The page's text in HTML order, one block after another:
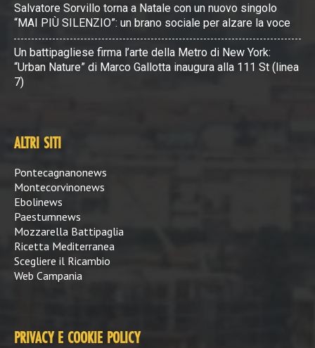
Salvatore Sorvillo torna a Natale con un nuovo singolo
“MAI PIÙ SILENZIO”: un brano sociale per alzare la voce
Un battipagliese firma l’arte della Metro di New York:
“Urban Nature” di Marco Gallotta inaugura alla 111 St (linea
7)
ALTRI SITI
Pontecagnanonews
Montecorvinonews
Ebolinews
Paestumnews
Mozzarella Battipaglia
Ricetta Mediterranea
Scegliere il Ricambio
Web Campania
PRIVACY E COOKIE POLICY